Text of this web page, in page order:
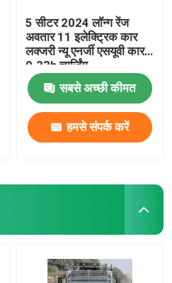
5 सीटर 2024 लॉन्ग रेंज
अवतार 11 इलेक्ट्रिक कार
लक्जरी न्यू एनर्जी एसयूवी कार
0.33h चार्जिंग
सबसे अच्छी कीमत
हमसे संपर्क करें